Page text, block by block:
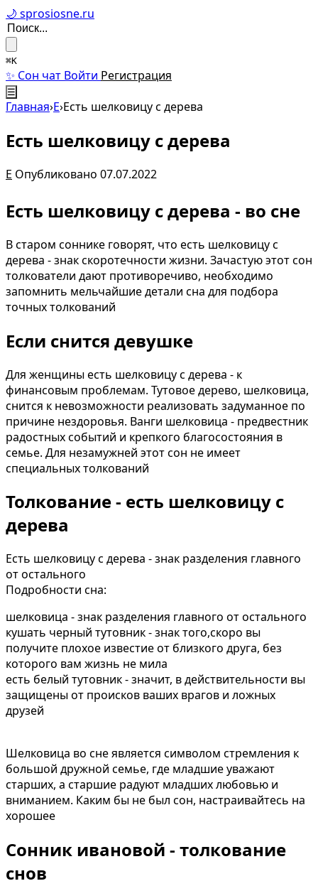
🌙 sprosiosne.ru
⌘K
✨ Сон чат Войти Регистрация
☰
Главная›Е›Есть шелковицу с дерева
Есть шелковицу с дерева
Е Опубликовано 07.07.2022
Есть шелковицу с дерева - во сне
В старом соннике говорят, что есть шелковицу с
дерева - знак скоротечности жизни. Зачастую этот сон
толкователи дают противоречиво, необходимо
запомнить мельчайшие детали сна для подбора
точных толкований
Если снится девушке
Для женщины есть шелковицу с дерева - к
финансовым проблемам. Тутовое дерево, шелковица,
снится к невозможности реализовать задуманное по
причине нездоровья. Ванги шелковица - предвестник
радостных событий и крепкого благосостояния в
семье. Для незамужней этот сон не имеет
специальных толкований
Толкование - есть шелковицу с
дерева
Есть шелковицу с дерева - знак разделения главного
от остального
Подробности сна:
шелковица - знак разделения главного от остального
кушать черный тутовник - знак того,скоро вы
получите плохое известие от близкого друга, без
которого вам жизнь не мила
есть белый тутовник - значит, в действительности вы
защищены от происков ваших врагов и ложных
друзей
Шелковица во сне является символом стремления к
большой дружной семье, где младшие уважают
старших, а старшие радуют младших любовью и
вниманием. Каким бы не был сон, настраивайтесь на
хорошее
Сонник ивановой - толкование
снов